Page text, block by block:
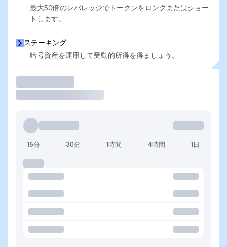
最大50倍のレバレッジでトークンをロングまたはショー
トします。
ステーキング
暗号資産を運用して受動的所得を得ましょう。
15分 30分 1時間 4時間 1日